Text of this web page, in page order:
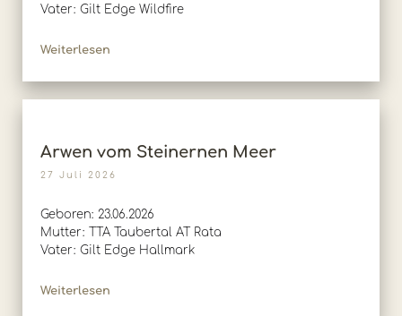
Vater: Gilt Edge Wildfire
Weiterlesen
Arwen vom Steinernen Meer
27 Juli 2026
Geboren: 23.06.2026
Mutter: TTA Taubertal AT Rata
Vater: Gilt Edge Hallmark
Weiterlesen